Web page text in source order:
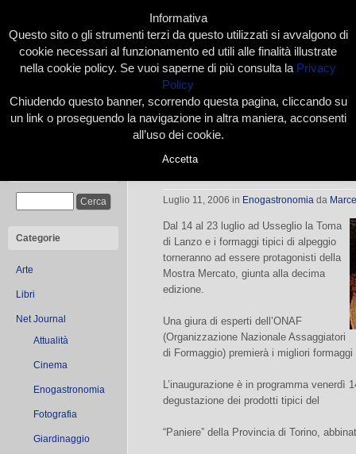
Home Presentazione Redazione Le nostre firme
Categorie
Arte
Libri
Net Journal
Attualità
Cinema
Enogastronomia
Fotografia
Giardinaggio
La toma di Lanzo ad Usseglio
Luglio 11, 2006 in Enogastronomia da
Dal 14 al 23 luglio ad Usseglio la Toma
di Lanzo e i formaggi tipici di alpeggio
torneranno ad essere protagonisti della
Mostra Mercato, giunta alla decima
edizione.
Una giura di esperti dell’ONAF
(Organizzazione Nazionale Assaggiatori
di Formaggio) premierà i migliori
L’inaugurazione è in programma venerdì
degustazione dei prodotti tipici del
“Paniere” della Provincia di Torino,
Informativa
Questo sito o gli strumenti terzi da questo utilizzati si avvalgono di
cookie necessari al funzionamento ed utili alle finalità illustrate
nella cookie policy. Se vuoi saperne di più consulta la Privacy
Policy
Chiudendo questo banner, scorrendo questa pagina, cliccando su
un link o proseguendo la navigazione in altra maniera, acconsenti
all’uso dei cookie.
Accetta